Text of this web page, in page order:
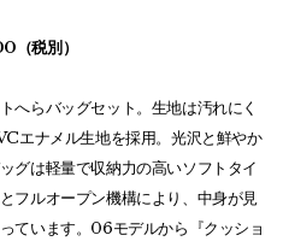
（税別）
へらバッグセット。生地は汚れにく
エナメル生地を採用。光沢と鮮やか
グは軽量で収納力の高いソフトタイ
フルオープン機構により、中身が見
ています。06モデルから『クッショ